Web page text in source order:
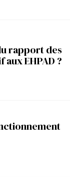
rapport des
EHPAD ?